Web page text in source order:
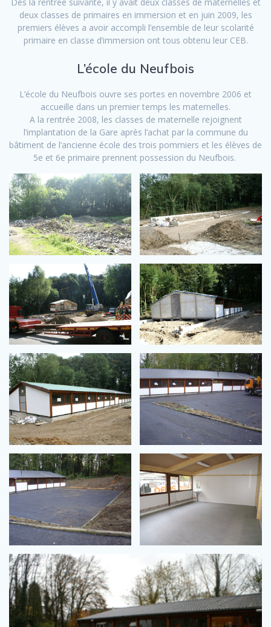
Dès la rentrée suivante, il y avait deux classes de maternelles et
deux classes de primaires en immersion et en juin 2009, les
premiers élèves a avoir accompli l’ensemble de leur scolarité
primaire en classe d’immersion ont tous obtenu leur CEB.
L’école du Neufbois
L’école du Neufbois ouvre ses portes en novembre 2006 et
accueille dans un premier temps les maternelles.
A la rentrée 2008, les classes de maternelle rejoignent
l’implantation de la Gare après l’achat par la commune du
bâtiment de l’ancienne école des trois pommiers et les élèves de
5e et 6e primaire prennent possession du Neufbois.